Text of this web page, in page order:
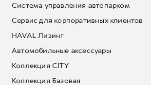
Система управления автопарком
Сервис для корпоративных клиентов
HAVAL Лизинг
Автомобильные аксессуары
Коллекция CITY
Коллекция Базовая